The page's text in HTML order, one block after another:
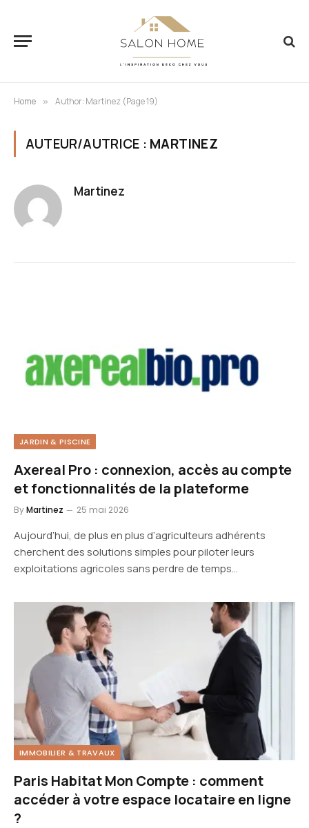
Home » Author: Martinez (Page 19)
AUTEUR/AUTRICE : MARTINEZ
Martinez
JARDIN & PISCINE
Axereal Pro : connexion, accès au compte
et fonctionnalités de la plateforme
ByMartinez 25 mai 2026
Aujourd’hui, de plus en plus d’agriculteurs adhérents
cherchent des solutions simples pour piloter leurs
exploitations agricoles sans perdre de temps…
IMMOBILIER & TRAVAUX
Paris Habitat Mon Compte : comment
accéder à votre espace locataire en ligne
?